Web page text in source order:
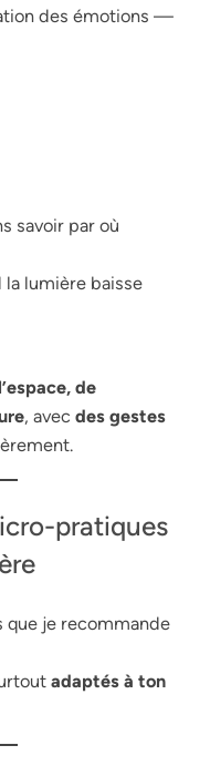
des émotions —
savoir par où
la lumière baisse
de
, avec des gestes
pratiques
que je recommande
adaptés à ton